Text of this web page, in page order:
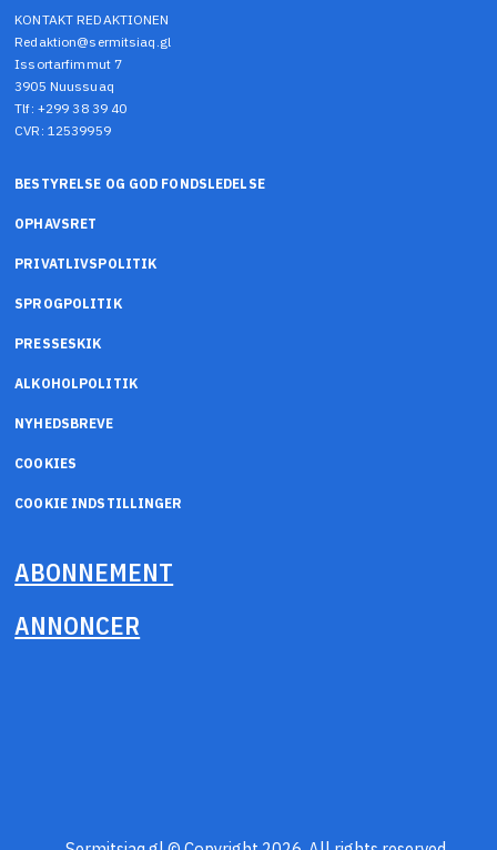
KONTAKT REDAKTIONEN
Redaktion@sermitsiaq.gl
Issortarfimmut 7
3905 Nuussuaq
Tlf: +299 38 39 40
CVR: 12539959
BESTYRELSE OG GOD FONDSLEDELSE
OPHAVSRET
PRIVATLIVSPOLITIK
SPROGPOLITIK
PRESSESKIK
ALKOHOLPOLITIK
NYHEDSBREVE
COOKIES
COOKIE INDSTILLINGER
ABONNEMENT
ANNONCER